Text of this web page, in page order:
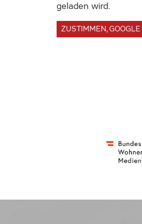
geladen wird.
ZUSTIMMEN,